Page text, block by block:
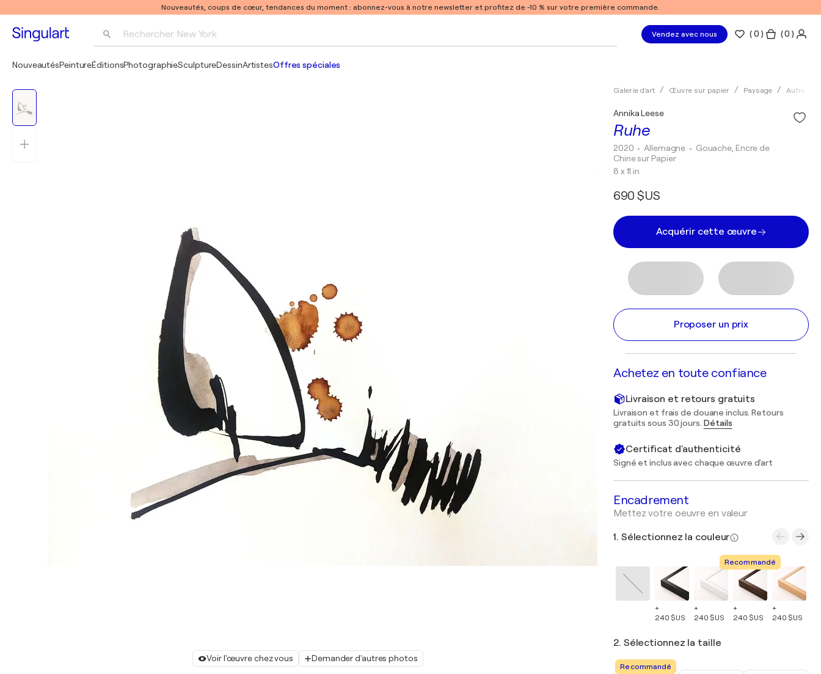
Nouveautés, coups de cœur, tendances du moment : abonnez-vous à notre newsletter et profitez de -10 % sur votre première commande.
Rechercher New York Vendez avec nous (0 ) ( 0 )
NouveautésPeintureÉditionsPhotographieSculptureDessinArtistesOffres spéciales
Voir l'œuvre chez vous Demander d'autres photos
Galerie d'art Œuvre sur papier Paysage Autre
Ruhe
Annika Leese
2020 • Allemagne • Gouache, Encre de
Chine sur Papier
8 x 11 in
690 $US
Acquérir cette œuvre
Proposer un prix
Achetez en toute confiance
Livraison et retours gratuits
Livraison et frais de douane inclus. Retours
gratuits sous 30 jours. Détails
Certificat d'authenticité
Signé et inclus avec chaque œuvre d'art
Encadrement
Mettez votre oeuvre en valeur
1. Sélectionnez la couleur
+
240 $US
+
240 $US
Recommandé
+
240 $US
+
240 $US
2. Sélectionnez la taille
Recommandé